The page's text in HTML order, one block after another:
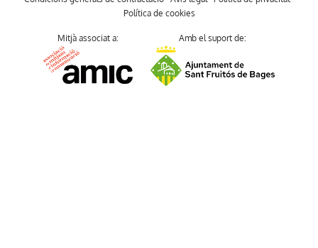
Política de cookies
Mitjà associat a: Amb el suport de: